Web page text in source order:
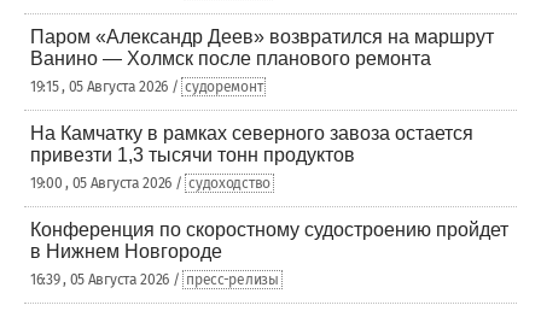
Паром «Александр Деев» возвратился на маршрут
Ванино — Холмск после планового ремонта
19:15 , 05 Августа 2026 / судоремонт
На Камчатку в рамках северного завоза остается
привезти 1,3 тысячи тонн продуктов
19:00 , 05 Августа 2026 / судоходство
Конференция по скоростному судостроению пройдет
в Нижнем Новгороде
16:39 , 05 Августа 2026 / пресс-релизы